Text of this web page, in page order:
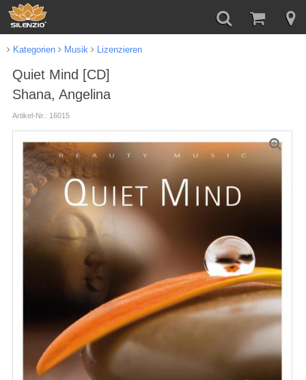
Kategorien Musik Lizenzieren
Quiet Mind [CD]
Shana, Angelina
Artikel-Nr.: 16015